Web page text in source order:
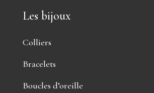
Les bijoux
Colliers
Bracelets
Boucles d’oreille